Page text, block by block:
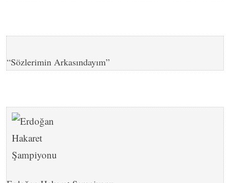
“Sözlerimin Arkasındayım”